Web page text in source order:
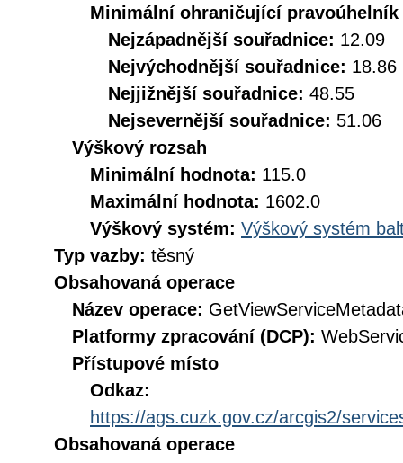
Minimální ohraničující pravoúhelník
Nejzápadnější souřadnice: 12.09
Nejvýchodnější souřadnice: 18.86
Nejjižnější souřadnice: 48.55
Nejsevernější souřadnice: 51.06
Výškový rozsah
Minimální hodnota: 115.0
Maximální hodnota: 1602.0
Výškový systém: Výškový systém
Typ vazby: těsný
Obsahovaná operace
Název operace:
Platformy zpracování (DCP):
Přístupové místo
Odkaz:
https://ags.cuzk.gov.cz/arcgis2/
Obsahovaná operace